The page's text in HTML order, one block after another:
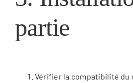
partie
Vérifier la compatibilité du